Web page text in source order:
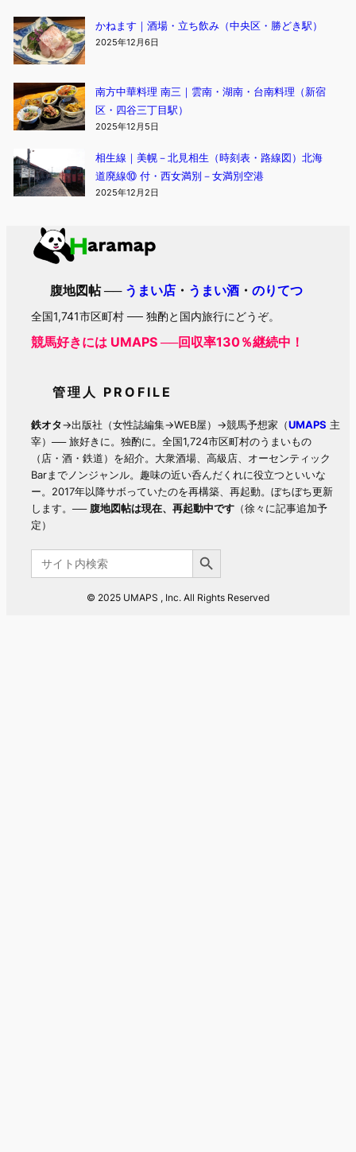
かねます｜酒場・立ち飲み（中央区・勝どき駅）
2025年12月6日
南方中華料理 南三｜雲南・湖南・台南料理（新宿
区・四谷三丁目駅）
2025年12月5日
相生線｜美幌－北見相生（時刻表・路線図）北海
道廃線⑩ 付・西女満別－女満別空港
2025年12月2日
腹地図帖 ── うまい店 ・ うまい酒 ・のりてつ
全国1,741市区町村 ── 独酌と国内旅行にどうぞ。
競馬好きには UMAPS ──回収率130％継続中！
管理人 PROFILE
鉄オタ→出版社（女性誌編集→WEB屋）→競馬予想家（UMAPS 主
宰）── 旅好きに。独酌に。全国1,724市区町村のうまいもの
（店・酒・鉄道）を紹介。大衆酒場、高級店、オーセンティック
Barまでノンジャンル。趣味の近い呑んだくれに役立つといいな
ー。2017年以降サボっていたのを再構築、再起動。ぼちぼち更新
します。── 腹地図帖は現在、再起動中です （徐々に記事追加予
定）
Search
for:
Search Button
© 2025 UMAPS , Inc. All Rights Reserved